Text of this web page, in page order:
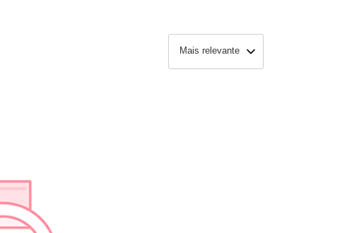
Mais relevante